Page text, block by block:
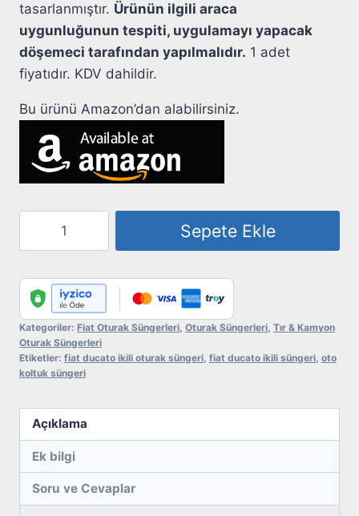
tasarlanmıştır. Ürünün ilgili araca
uygunluğunun tespiti, uygulamayı yapacak
döşemeci tarafından yapılmalıdır. 1 adet
fiyatıdır. KDV dahildir.
Bu ürünü Amazon’dan alabilirsiniz.
Oturak
Süngeri
adet
Sepete Ekle
Kategoriler: Fiat Oturak Süngerleri Oturak Süngerleri Tır & Kamyon
Oturak Süngerleri
Etiketler: fiat ducato ikili oturak süngeri fiat ducato ikili süngeri oto
koltuk süngeri
Açıklama
Ek bilgi
Soru ve Cevaplar